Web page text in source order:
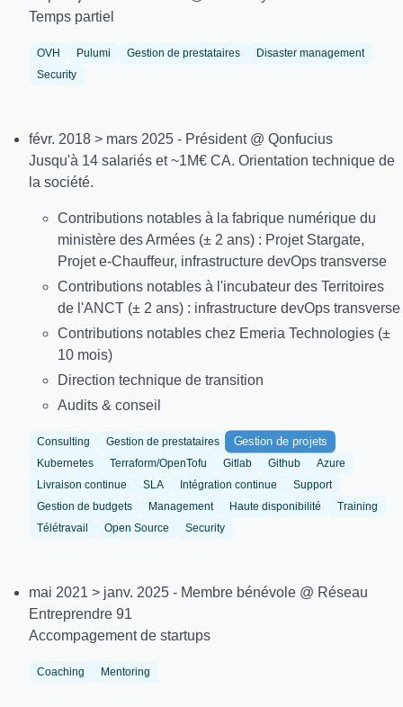
Temps partiel
OVH Pulumi Gestion de prestataires
Disaster management
Security
févr. 2018 > mars 2025 - Président @ Qonfucius
Jusqu'à 14 salariés et ~1M€ CA. Orientation technique de
la société.
Contributions notables à la fabrique numérique du
ministère des Armées (± 2 ans) : Projet Stargate,
Projet e-Chauffeur, infrastructure devOps transverse
Contributions notables à l'incubateur des Territoires
de l'ANCT (± 2 ans) : infrastructure devOps transverse
Contributions notables chez Emeria Technologies (±
10 mois)
Direction technique de transition
Audits & conseil
Consulting Gestion de prestataires Gestion de projets
Kubernetes Terraform/OpenTofu Gitlab Github
Azure
Livraison continue
SLA Intégration continue
Support
Gestion de budgets
Management Haute disponibilité
Training
Télétravail
Open Source Security
mai 2021 > janv. 2025 - Membre bénévole @ Réseau
Entreprendre 91
Accompagement de startups
Coaching Mentoring